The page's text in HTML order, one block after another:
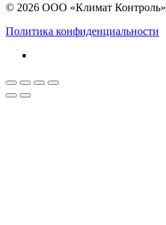
© 2026 ООО «Климат Контроль»
Политика конфиденциальности